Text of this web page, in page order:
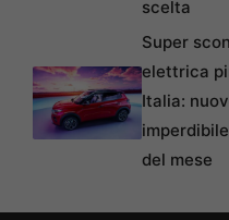
scelta
Super
elettrica
Italia:
del mese